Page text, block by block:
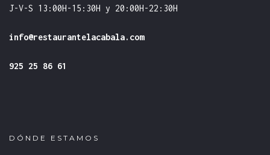
J-V-S 13:00H-15:30H y 20:00H-22:30H
info@restaurantelacabala.com
925 25 86 61
DÓNDE ESTAMOS